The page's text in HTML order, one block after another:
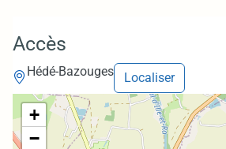
Accès
Hédé-Bazouges Localiser
+
−